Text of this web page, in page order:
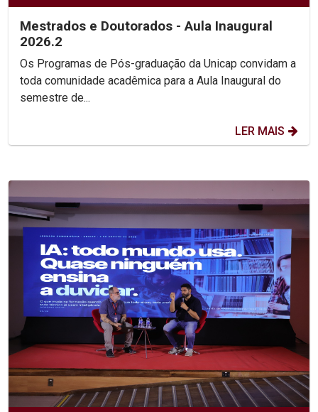
Mestrados e Doutorados - Aula Inaugural
2026.2
Os Programas de Pós-graduação da Unicap convidam a
toda comunidade acadêmica para a Aula Inaugural do
semestre de...
LER MAIS